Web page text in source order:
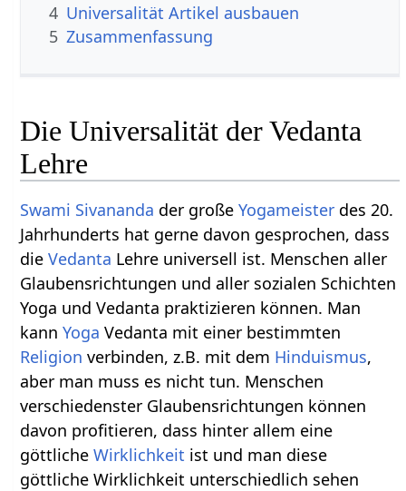
4
Universalität‏‎ Artikel ausbauen
5 Zusammenfassung
Die Universalität der Vedanta
Lehre
Swami Sivananda der großeYogameister des 20.
Jahrhunderts hat gerne davon gesprochen, dass
dieVedanta Lehre universell ist. Menschen aller
Glaubensrichtungen und aller sozialen Schichten
Yoga und Vedanta praktizieren können. Man
kannYoga Vedanta mit einer bestimmten
Religion verbinden, z.B. mit dem Hinduismus,
aber man muss es nicht tun. Menschen
verschiedenster Glaubensrichtungen können
davon profitieren, dass hinter allem eine
göttlicheWirklichkeit ist und man diese
göttliche Wirklichkeit unterschiedlich sehen